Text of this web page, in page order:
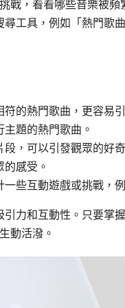
戰，看看哪些音樂被
尋工具，例如「熱門歌
的熱門歌曲，更容易
題的熱門歌曲。
，可以引發觀眾的好
感受。
些互動遊戲或挑戰，
力和互動性。只要掌
動活潑。